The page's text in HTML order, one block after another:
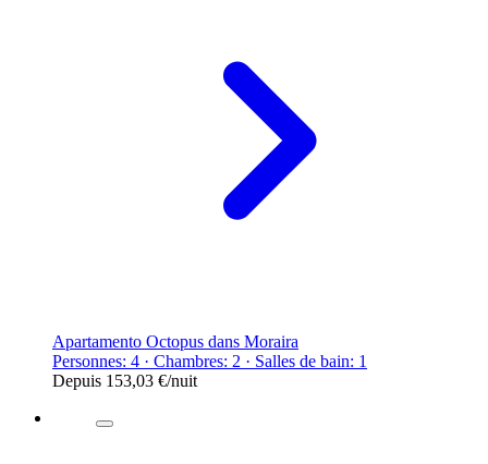
Apartamento Octopus dans Moraira
Personnes: 4 · Chambres: 2 · Salles de bain: 1
Depuis 153,03 €/nuit